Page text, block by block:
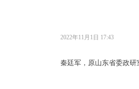
秦廷军，原山东省委政研
2022年11月1日 17:43